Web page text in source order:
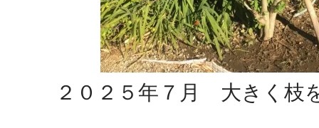
２０２５年７月 大きく枝